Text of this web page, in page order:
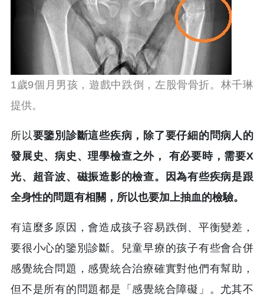
1歲9個月男孩，遊戲中跌倒，左股骨骨折。林千琳
提供。
所以要鑒別診斷這些疾病，除了要仔細的問病人的
發展史、病史、理學檢查之外， 有必要時，需要X
光、超音波、磁振造影的檢查。因為有些疾病是跟
全身性的問題有相關，所以也要加上抽血的檢驗。
有這麼多原因，會造成孩子容易跌倒、平衡變差，
要很小心的鑒別診斷。兒童早療的孩子有些會合併
感覺統合問題，感覺統合治療確實對他們有幫助，
但不是所有的問題都是「感覺統合障礙」。尤其不